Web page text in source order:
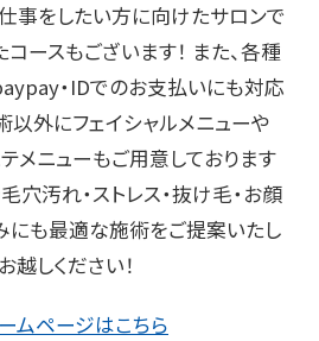
事をしたい方に向けたサロンで
ースもございます！ また、各種
・IDでのお支払いにも対応
以外にフェイシャルメニューや
メニューもご用意しております
穴汚れ・ストレス・抜け毛・お顔
にも最適な施術をご提案いたし
しください！
ムページはこちら